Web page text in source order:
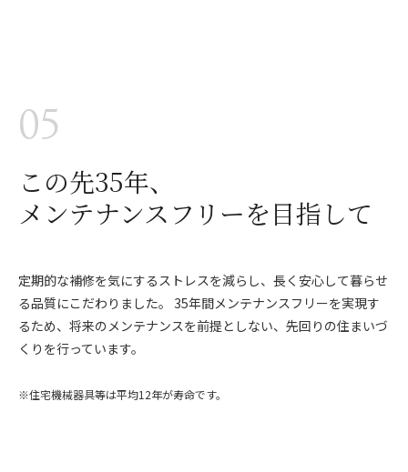
05
この先35年、
メンテナンスフリーを目指して
定期的な補修を気にするストレスを減らし、長く安心して暮らせ
る品質にこだわりました。 35年間メンテナンスフリーを実現す
るため、将来のメンテナンスを前提としない、先回りの住まいづ
くりを行っています。
※住宅機械器具等は平均12年が寿命です。